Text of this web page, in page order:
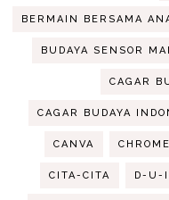
BERMAIN BERSAMA
BUDAYA SENSOR
CAGAR
CAGAR BUDAYA
CANVA CHROME
CITA-CITA D-U-